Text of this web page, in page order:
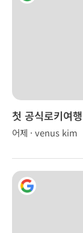
첫 공식로키여행
어제 · venus kim